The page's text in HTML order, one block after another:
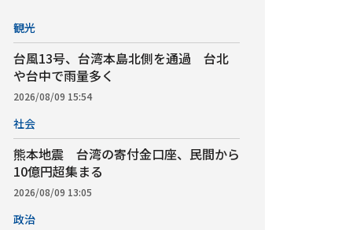
観光
台風13号、台湾本島北側を通過 台北
や台中で雨量多く
2026/08/09 15:54
社会
熊本地震 台湾の寄付金口座、民間から
10億円超集まる
2026/08/09 13:05
政治